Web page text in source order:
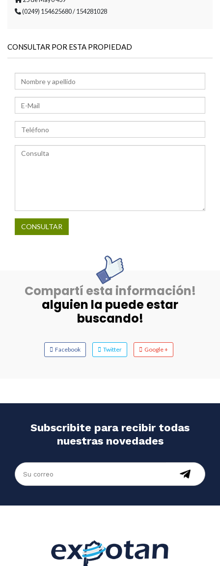
(0249) 154625680 / 154281028
CONSULTAR POR ESTA PROPIEDAD
CONSULTAR
Compartí esta información!
alguien la puede estar
buscando!
Facebook Twitter Google +
Subscribite para recibir todas
nuestras novedades